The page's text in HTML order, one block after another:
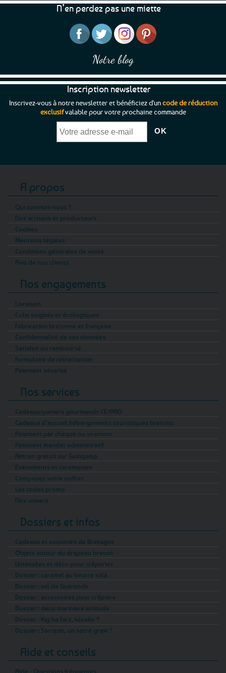
N’en perdez pas une miette
Notre blog
Inscription newsletter
Inscrivez-vous à notre newsletter et bénéficiez d'uncode de réduction
exclusifvalable pour votre prochaine commande
A propos
Qui sommes-nous ?
Nos artisans et producteurs
Cookies
Mentions légales
Conditions générales de vente
Avis de nos clients
Nos engagements
Livraison
Colis soignés et écologiques
Fabrication bretonne et française
Confidentialité de vos données
Satisfait ou remboursé
Formulaire de rétractation
Paiement sécurisé
Nos services
Cadeaux/paniers gourmands CE/PRO
Cadeaux d’accueil hébergements touristiques bretons
Paiement par chèque ou virement
Paiement mandat administratif
Retrait gratuit sur Guingamp
Evénements et cérémonies
Composez votre coffret
Les codes promo
Nos univers
Dossiers et infos
Cadeaux et souvenirs de Bretagne
Objets autour du drapeau breton
Ustensiles et déco pour crêperies
Dossier : caramel au beurre salé
Dossier : sel de Guérande
Dossier : accessoires pour crêpière
Dossier : déco marinière attitude
Dossier : Kig ha Farz, kézako ?
Dossier : Sarrasin, un sacré grain !
Aide et conseils
Aide - Questions fréquentes